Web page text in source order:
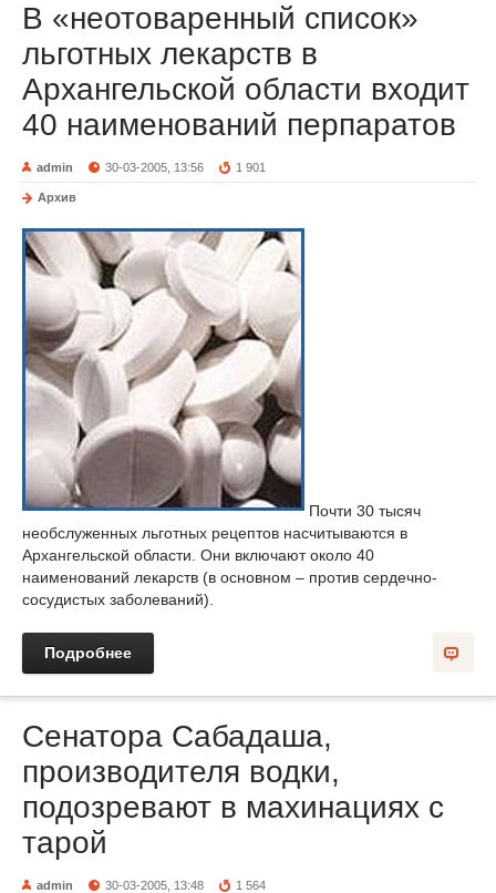
В «неотоваренный список»
льготных лекарств в
Архангельской области входит
40 наименований перпаратов
admin 30-03-2005, 13:56 1 901
Архив
Почти 30 тысяч
необслуженных льготных рецептов насчитываются в
Архангельской области. Они включают около 40
наименований лекарств (в основном – против сердечно-
сосудистых заболеваний).
Подробнее
Сенатора Сабадаша,
производителя водки,
подозревают в махинациях с
тарой
admin 30-03-2005, 13:48 1 564